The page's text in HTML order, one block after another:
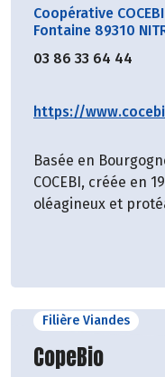
Coopérative COCEBI
Fontaine 89310
03 86 33 64 44
https://
Basée en
COCEBI, créée en
oléagineux et
Filière Viandes
Découvrir le
CopeBio